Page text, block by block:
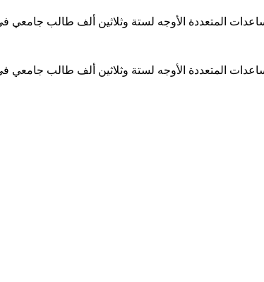
المتعددة الأوجه لستة وثلاثين ألف طالب
المتعددة الأوجه لستة وثلاثين ألف طالب